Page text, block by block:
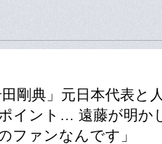
剛典」元日本代表と
イント… 遠藤が明か
ファンなんです」